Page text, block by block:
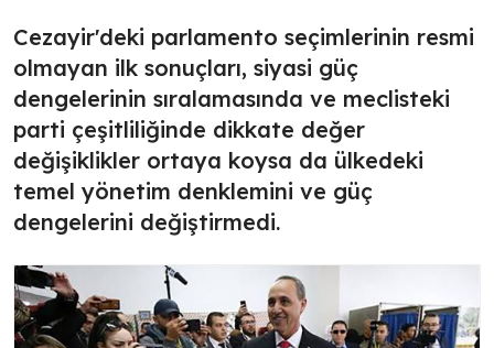
Cezayir'deki parlamento seçimlerinin resmi
olmayan ilk sonuçları, siyasi güç
dengelerinin sıralamasında ve meclisteki
parti çeşitliliğinde dikkate değer
değişiklikler ortaya koysa da ülkedeki
temel yönetim denklemini ve güç
dengelerini değiştirmedi.